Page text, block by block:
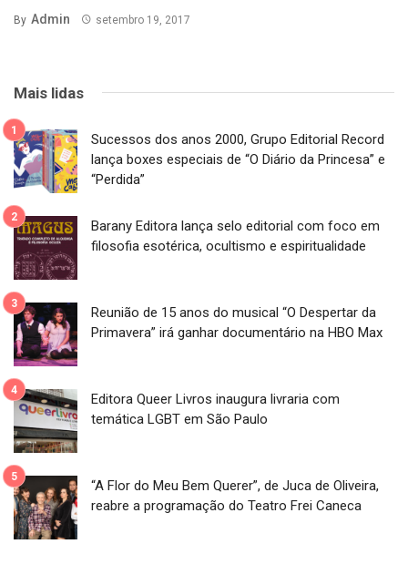
By Admin setembro 19, 2017
Mais lidas
Sucessos dos anos 2000, Grupo Editorial Record
lança boxes especiais de “O Diário da Princesa” e
“Perdida”
Barany Editora lança selo editorial com foco em
filosofia esotérica, ocultismo e espiritualidade
Reunião de 15 anos do musical “O Despertar da
Primavera” irá ganhar documentário na HBO Max
Editora Queer Livros inaugura livraria com
temática LGBT em São Paulo
“A Flor do Meu Bem Querer”, de Juca de Oliveira,
reabre a programação do Teatro Frei Caneca